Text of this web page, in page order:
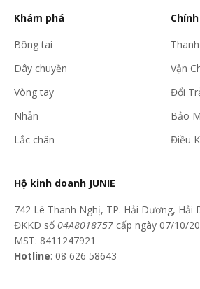
Khám phá
Bông tai
Dây chuyền
Vòng tay
Nhẫn
Lắc chân
Vận
Đổi
Bảo
Điều
Hộ kinh doanh JUNIE
742 Lê Thanh Nghị, TP. Hải Dương, Hải
ĐKKD số 04A8018757 cấp ngày 07/10/
MST: 8411247921
Hotline: 08 626 58643